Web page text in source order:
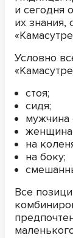
и сегодня
их знания,
Условно
стоя;
сидя;
мужчина
женщина
на
на боку;
Все